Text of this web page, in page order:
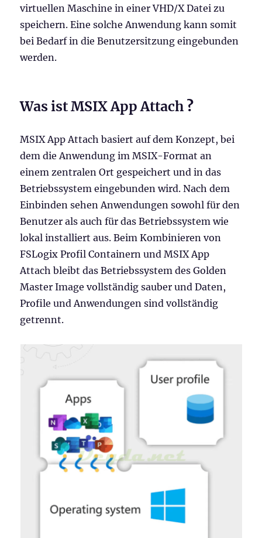
virtuellen Maschine in einer VHD/X Datei zu
speichern. Eine solche Anwendung kann somit
bei Bedarf in die Benutzersitzung eingebunden
werden.
Was ist MSIX App Attach ?
MSIX App Attach basiert auf dem Konzept, bei
dem die Anwendung im MSIX-Format an
einem zentralen Ort gespeichert und in das
Betriebssystem eingebunden wird. Nach dem
Einbinden sehen Anwendungen sowohl für den
Benutzer als auch für das Betriebssystem wie
lokal installiert aus. Beim Kombinieren von
FSLogix Profil Containern und MSIX App
Attach bleibt das Betriebssystem des Golden
Master Image vollständig sauber und Daten,
Profile und Anwendungen sind vollständig
getrennt.